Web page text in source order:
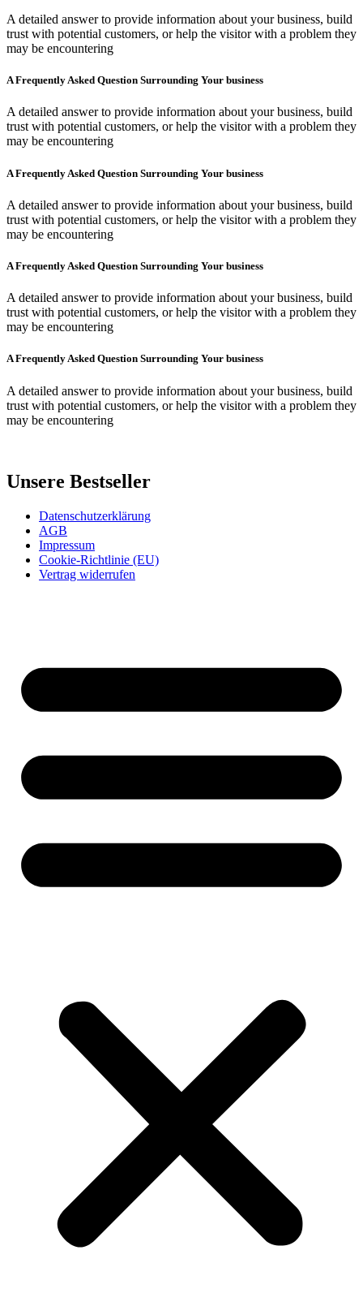
A detailed answer to provide information about your business, build
trust with potential customers, or help the visitor with a problem they
may be encountering
A Frequently Asked Question Surrounding Your business
A detailed answer to provide information about your business, build
trust with potential customers, or help the visitor with a problem they
may be encountering
A Frequently Asked Question Surrounding Your business
A detailed answer to provide information about your business, build
trust with potential customers, or help the visitor with a problem they
may be encountering
A Frequently Asked Question Surrounding Your business
A detailed answer to provide information about your business, build
trust with potential customers, or help the visitor with a problem they
may be encountering
A Frequently Asked Question Surrounding Your business
A detailed answer to provide information about your business, build
trust with potential customers, or help the visitor with a problem they
may be encountering
Unsere Bestseller
Datenschutzerklärung
AGB
Impressum
Cookie-Richtlinie (EU)
Vertrag widerrufen